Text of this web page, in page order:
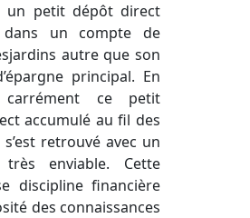
un petit dépôt direct
dans un compte de
autre que son
principal. En
carrément ce petit
accumulé au fil des
retrouvé avec un
très enviable. Cette
discipline financière
des connaissances